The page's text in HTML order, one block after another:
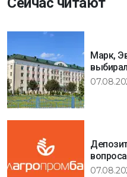
Марк,